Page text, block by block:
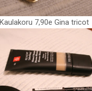
Kaulakoru 7,90e Gina tricot